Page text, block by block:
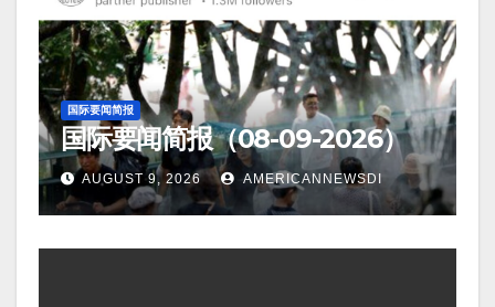
国际要闻简报
国际要闻简报（08-09-2026）
AUGUST 9, 2026 AMERICANNEWSDI